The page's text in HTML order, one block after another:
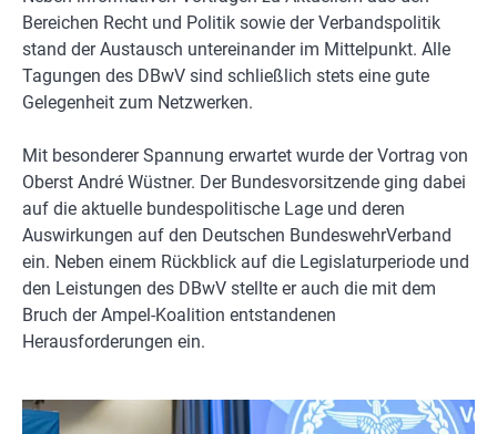
Bereichen Recht und Politik sowie der Verbandspolitik
stand der Austausch untereinander im Mittelpunkt. Alle
Tagungen des DBwV sind schließlich stets eine gute
Gelegenheit zum Netzwerken.
Mit besonderer Spannung erwartet wurde der Vortrag von
Oberst André Wüstner. Der Bundesvorsitzende ging dabei
auf die aktuelle bundespolitische Lage und deren
Auswirkungen auf den Deutschen BundeswehrVerband
ein. Neben einem Rückblick auf die Legislaturperiode und
den Leistungen des DBwV stellte er auch die mit dem
Bruch der Ampel-Koalition entstandenen
Herausforderungen ein.